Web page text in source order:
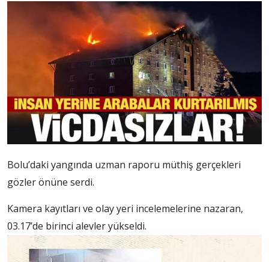
Bolu’daki yangında uzman raporu müthiş gerçekleri
gözler önüne serdi.
Kamera kayıtları ve olay yeri incelemelerine nazaran,
03.17’de birinci alevler yükseldi.